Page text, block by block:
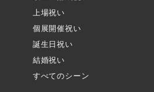
上場祝い
個展開催祝い
誕生日祝い
結婚祝い
すべてのシーン